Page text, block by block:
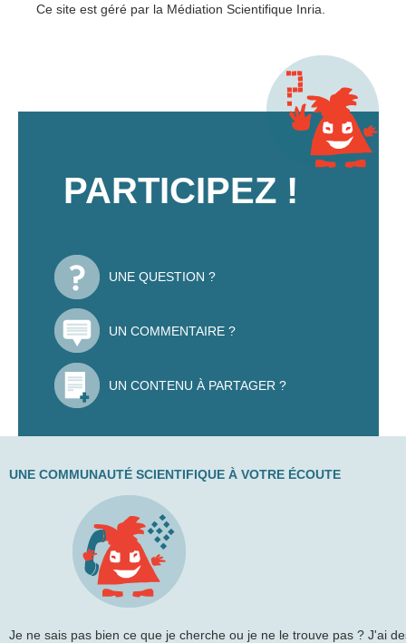
Ce site est géré par la Médiation Scientifique Inria.
PARTICIPEZ !
UNE QUESTION ?
UN COMMENTAIRE ?
UN CONTENU À PARTAGER ?
UNE COMMUNAUTÉ SCIENTIFIQUE À VOTRE ÉCOUTE
Je ne sais pas bien ce que je cherche ou je ne le trouve pas ? J'ai